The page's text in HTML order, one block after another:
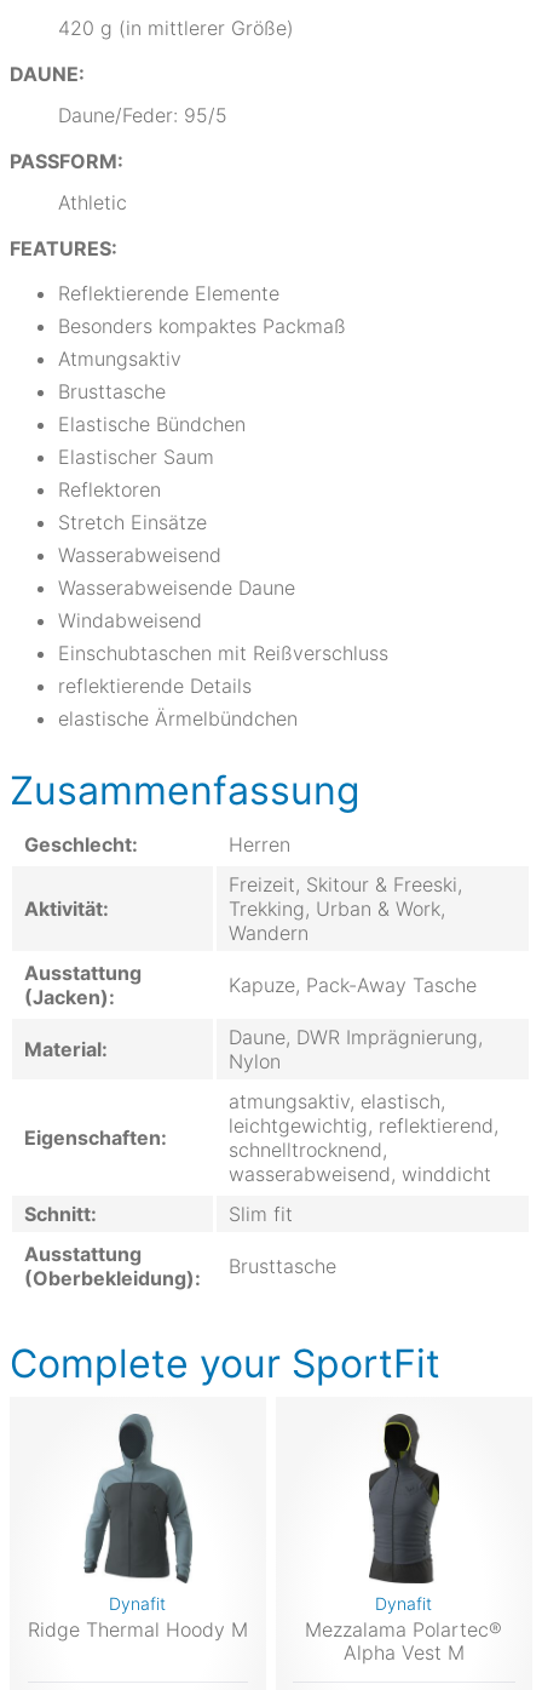
420 g (in mittlerer Größe)
DAUNE:
Daune/Feder: 95/5
PASSFORM:
Athletic
FEATURES:
Reflektierende Elemente
Besonders kompaktes Packmaß
Atmungsaktiv
Brusttasche
Elastische Bündchen
Elastischer Saum
Reflektoren
Stretch Einsätze
Wasserabweisend
Wasserabweisende Daune
Windabweisend
Einschubtaschen mit Reißverschluss
reflektierende Details
elastische Ärmelbündchen
Zusammenfassung
Geschlecht: Herren
Aktivität:
Freizeit, Skitour & Freeski,
Trekking, Urban & Work,
Wandern
Ausstattung
(Jacken):
Kapuze, Pack-Away Tasche
Material:
Daune, DWR Imprägnierung,
Nylon
Eigenschaften:
atmungsaktiv, elastisch,
leichtgewichtig, reflektierend,
schnelltrocknend,
wasserabweisend, winddicht
Schnitt:
Slim fit
Ausstattung
(Oberbekleidung):
Brusttasche
Complete your SportFit
Dynafit
Ridge Thermal Hoody M
Dynafit
Mezzalama Polartec®
Alpha Vest M